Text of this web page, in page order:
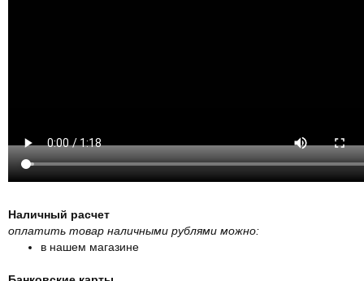
Наличный расчет
оплатить товар наличными рублями можно:
в нашем магазине